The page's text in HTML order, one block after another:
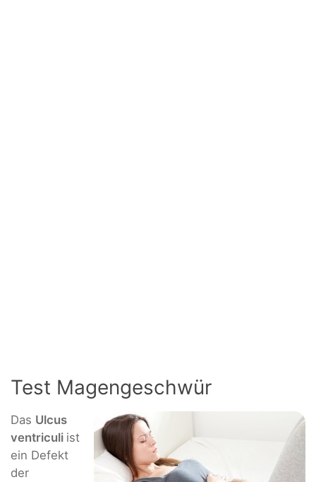
Test Magengeschwür
Das Ulcus
ventriculi ist
ein Defekt
der